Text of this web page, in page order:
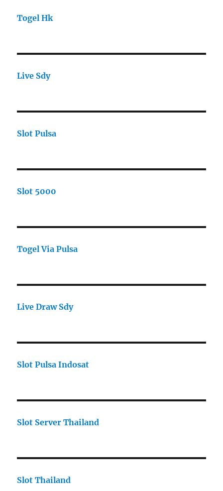
Togel Hk
Live Sdy
Slot Pulsa
Slot 5000
Togel Via Pulsa
Live Draw Sdy
Slot Pulsa Indosat
Slot Server Thailand
Slot Thailand